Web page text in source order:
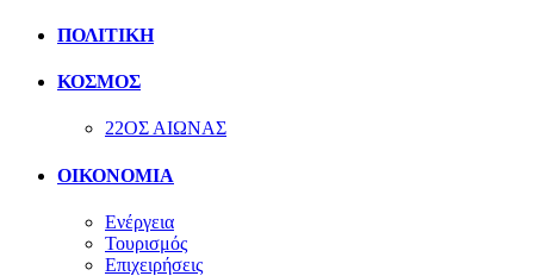
ΠΟΛΙΤΙΚΗ
ΚΟΣΜΟΣ
22ΟΣ ΑΙΩΝΑΣ
ΟΙΚΟΝΟΜΙΑ
Ενέργεια
Τουρισμός
Επιχειρήσεις